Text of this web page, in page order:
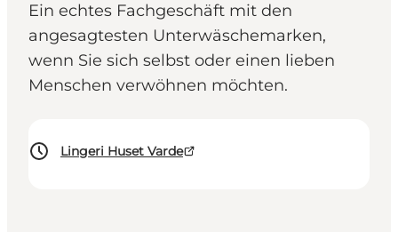
Ein echtes Fachgeschäft mit den
angesagtesten Unterwäschemarken,
wenn Sie sich selbst oder einen lieben
Menschen verwöhnen möchten.
Lingeri Huset Varde